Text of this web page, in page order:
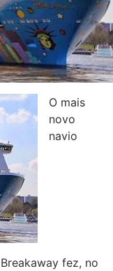
O mais
novo
navio
fez, no